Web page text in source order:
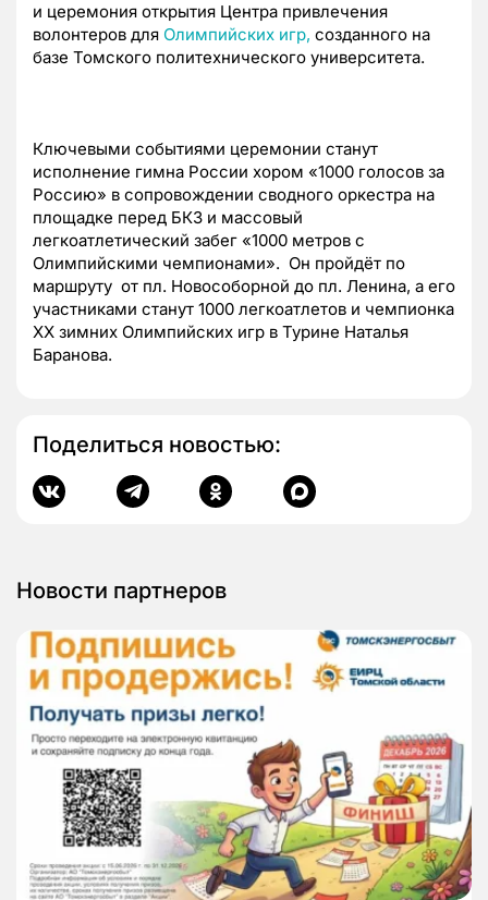
и церемония открытия Центра привлечения
волонтеров для Олимпийских игр, созданного на
базе Томского политехнического университета.
Ключевыми событиями церемонии станут
исполнение гимна России хором «1000 голосов за
Россию» в сопровождении сводного оркестра на
площадке перед БКЗ и массовый
легкоатлетический забег «1000 метров с
Олимпийскими чемпионами». Он пройдёт по
маршруту от пл. Новособорной до пл. Ленина, а его
участниками станут 1000 легкоатлетов и чемпионка
ХХ зимних Олимпийских игр в Турине Наталья
Баранова.
Поделиться новостью:
Новости партнеров